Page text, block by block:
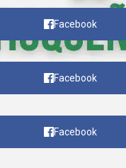
Facebook
Facebook
Facebook